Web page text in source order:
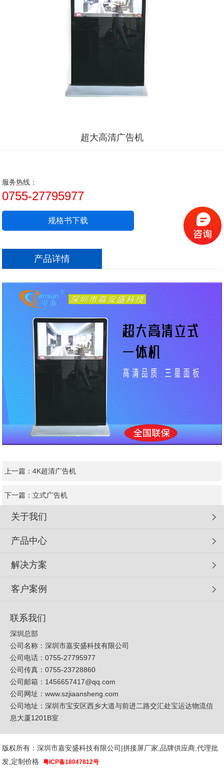
超大高清广告机
服务热线：
0755-27795977
规格书下载
产品详情
上一篇： 4K超清广告机
下一篇： 立式广告机
关于我们
产品中心
解决方案
客户案例
联系我们
深圳总部
公司名称：深圳市嘉安盛科技有限公司
公司电话：0755-27795977
公司传真：0755-23728860
公司邮箱： 1456657417@qq.com
公司网址： www.szjiaansheng.com
公司地址：深圳市宝安区西乡大道与前进二路交汇处宝运达物流信
息大厦1201B室
版权所有：深圳市嘉安盛科技有限公司|拼接屏厂家,品牌供应商,代理批
发,定制价格粤ICP备18047812号